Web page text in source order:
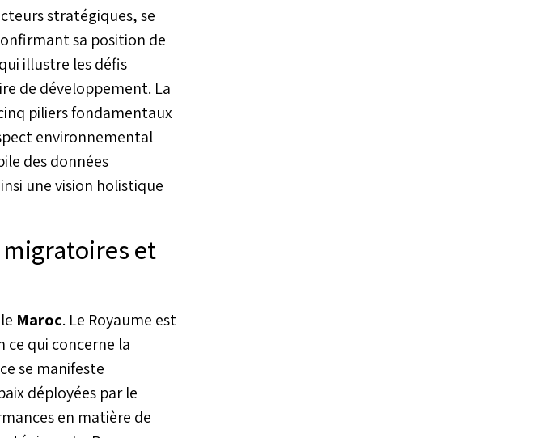
stratégiques, se
sa position de
illustre les défis
de développement. La
piliers fondamentaux
environnemental
des données
une vision holistique
et
Maroc. Le Royaume est
qui concerne la
se manifeste
déployées par le
en matière de